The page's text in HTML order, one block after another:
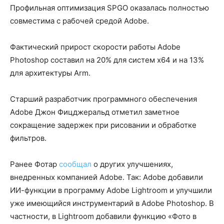
Профильная оптимизация SPGO оказалась полностью
совместима с рабочей средой Adobe.
Фактический прирост скорости работы Adobe
Photoshop составил на 20% для систем x64 и на 13%
для архитектуры Arm.
Старший разработчик программного обеспечения
Adobe Джон Фицджеральд отметил заметное
сокращение задержек при рисовании и обработке
фильтров.
Ранее Фотар сообщал о других улучшениях,
внедренных компанией Adobe. Так: Adobe добавили
ИИ-функции в программу Adobe Lightroom и улучшили
уже имеющийся инструментарий в Adobe Photoshop. В
частности, в Lightroom добавили функцию «Фото в